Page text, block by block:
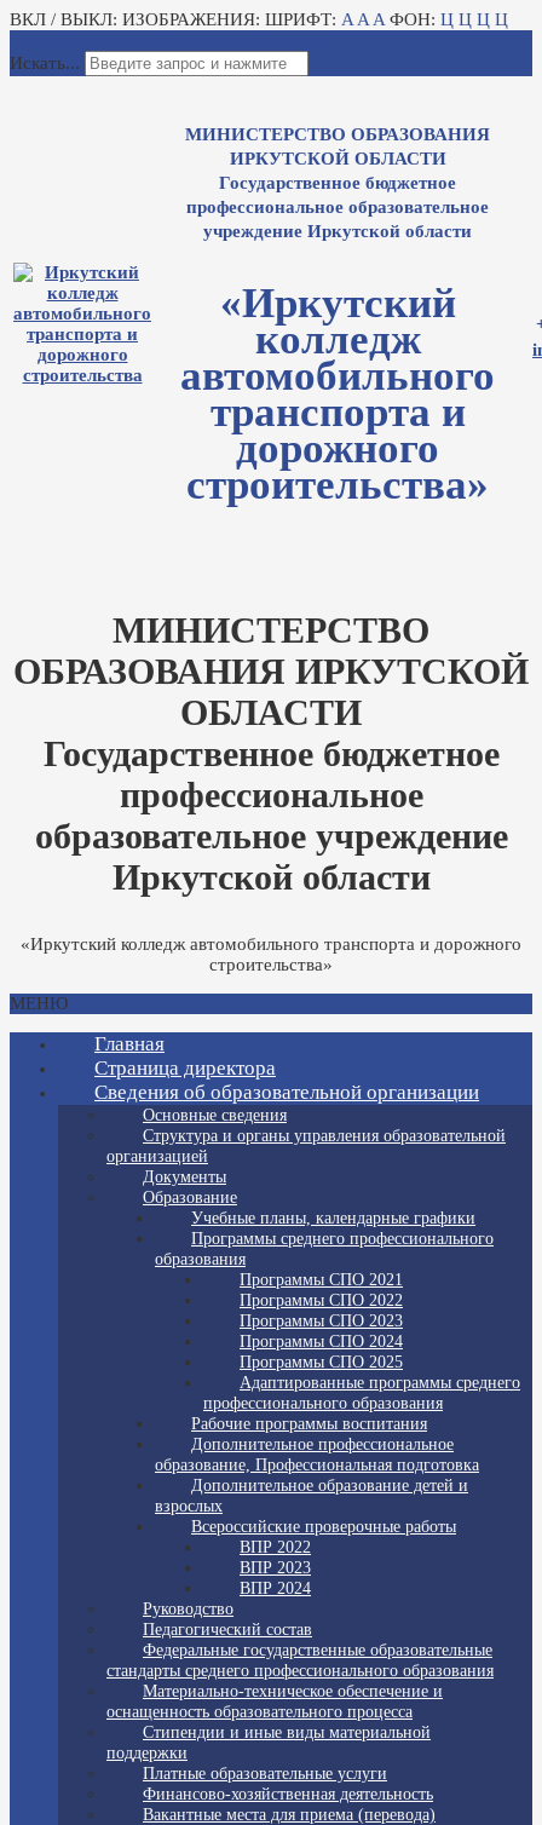
ВКЛ / ВЫКЛ: ИЗОБРАЖЕНИЯ: ШРИФТ: A A A ФОН: Ц Ц Ц Ц
Искать...
МИНИСТЕРСТВО ОБРАЗОВАНИЯ
ИРКУТСКОЙ ОБЛАСТИ
Государственное бюджетное
профессиональное образовательное
учреждение Иркутской области
«Иркутский
колледж
автомобильного
транспорта и
дорожного
строительства»
МИНИСТЕРСТВО
ОБРАЗОВАНИЯ ИРКУТСКОЙ
ОБЛАСТИ
Государственное бюджетное
профессиональное
образовательное учреждение
Иркутской области
«Иркутский колледж автомобильного транспорта и дорожного
строительства»
МЕНЮ
Главная
Страница директора
Сведения об образовательной организации
Основные сведения
Структура и органы управления образовательной
организацией
Документы
Образование
Учебные планы, календарные графики
Программы среднего профессионального
образования
Программы СПО 2021
Программы СПО 2022
Программы СПО 2023
Программы СПО 2024
Программы СПО 2025
Адаптированные программы среднего
профессионального образования
Рабочие программы воспитания
Дополнительное профессиональное
образование, Профессиональная подготовка
Дополнительное образование детей и
взрослых
Всероссийские проверочные работы
ВПР 2022
ВПР 2023
ВПР 2024
Руководство
Педагогический состав
Федеральные государственные образовательные
стандарты среднего профессионального образования
Материально-техническое обеспечение и
оснащенность образовательного процесса
Стипендии и иные виды материальной
поддержки
Платные образовательные услуги
Финансово-хозяйственная деятельность
Вакантные места для приема (перевода)